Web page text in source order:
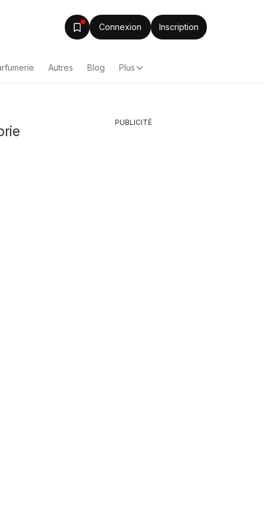
Connexion Inscription
Autres Blog Plus
PUBLICITÉ